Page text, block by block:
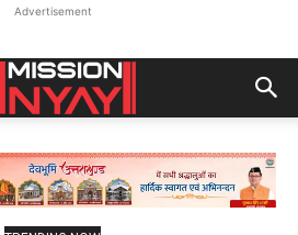
Advertisement